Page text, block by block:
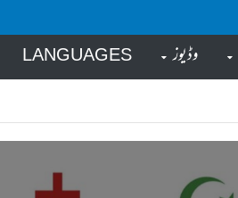
وڈیوز LANGUAGES